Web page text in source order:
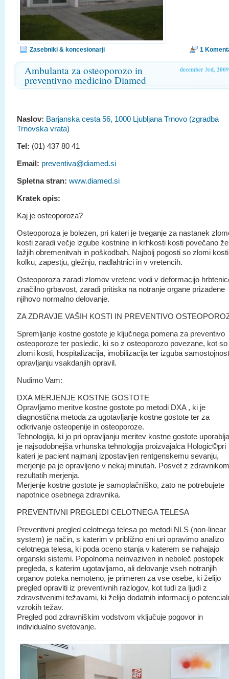
Zasebniki & koncesionarji 1
december 3rd, 2009
Ambulanta za osteoporozo in
preventivno medicino Diamed
Naslov: Barjanska cesta 56, 1000 Ljubljana Trnovo (zgradba
Trnovska vrata)
Tel: (01) 437 80 41
Email: preventiva@diamed.si
Spletna stran: www.diamed.si
Kratek opis:
Kaj je osteoporoza?
Osteoporoza je bolezen, pri kateri je tveganje za nastanek
kosti zaradi večje izgube kostnine in krhkosti kosti povečano
lažjih obremenitvah in poškodbah. Najbolj pogosti so zlomi
kolku, zapestju, gležnju, nadlahtnici in v vretencih.
Osteoporoza zaradi zlomov vretenc vodi v deformacijo
značilno grbavost, zaradi pritiska na notranje organe prizadene
njihovo normalno delovanje.
ZA ZDRAVJE VAŠIH KOSTI IN PREVENTIVO
Spremljanje kostne gostote je ključnega pomena za preventivo
osteoporoze ter posledic, ki so z osteoporozo povezane, kot so
zlomi kosti, hospitalizacija, imobilizacija ter izguba
opravljanju vsakdanjih opravil.
Nudimo Vam:
DXA MERJENJE KOSTNE GOSTOTE
Opravljamo meritve kostne gostote po metodi DXA , ki je
diagnostična metoda za ugotavljanje kostne gostote ter za
odkrivanje osteopenije in osteoporoze.
Tehnologija, ki jo pri opravljanju meritev kostne gostote
je najsodobnejša vrhunska tehnologija proizvajalca Hologic©pri
kateri je pacient najmanj izpostavljen rentgenskemu sevanju,
merjenje pa je opravljeno v nekaj minutah. Posvet z
rezultatih merjenja.
Merjenje kostne gostote je samoplačniško, zato ne potrebujete
napotnice osebnega zdravnika.
PREVENTIVNI PREGLEDI CELOTNEGA TELESA
Preventivni pregled celotnega telesa po metodi NLS (non-linear
system) je način, s katerim v približno eni uri opravimo analizo
celotnega telesa, ki poda oceno stanja v katerem se nahajajo
organski sistemi. Popolnoma neinvaziven in neboleč postopek
pregleda, s katerim ugotavljamo, ali delovanje vseh notranjih
organov poteka nemoteno, je primeren za vse osebe, ki želijo
pregled opraviti iz preventivnih razlogov, kot tudi za ljudi z
zdravstvenimi težavami, ki želijo dodatnih informacij o
vzrokih težav.
Pregled pod zdravniškim vodstvom vključuje pogovor in
individualno svetovanje.